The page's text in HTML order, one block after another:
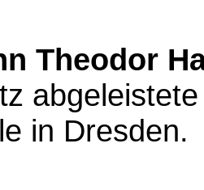
Theodor
in Dresden.